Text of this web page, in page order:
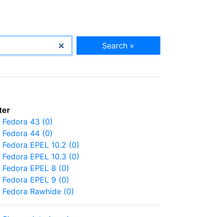
Search »
Fedora 43 (0)
Fedora 44 (0)
Fedora EPEL 10.2 (0)
Fedora EPEL 10.3 (0)
Fedora EPEL 8 (0)
Fedora EPEL 9 (0)
Fedora Rawhide (0)